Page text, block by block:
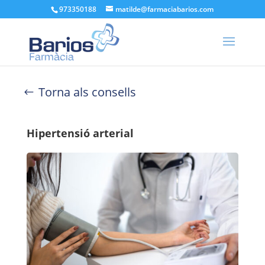
973350188 matilde@farmaciabarios.com
Torna als consells
Hipertensió arterial